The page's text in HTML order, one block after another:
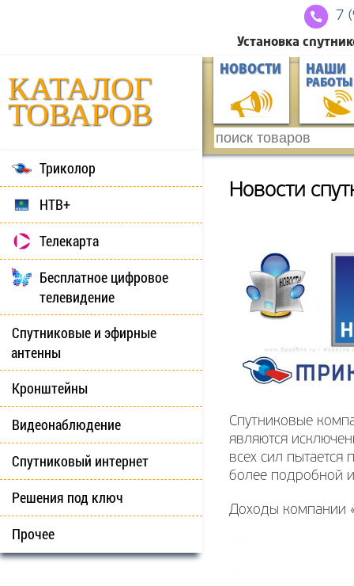
7
Установка
КАТАЛОГ
ТОВАРОВ
НОВОСТИ НАШИ
РАБОТЫ
Триколор
НТВ+
Телекарта
Бесплатное цифровое
телевидение
Спутниковые и эфирные
антенны
Кронштейны
Видеонаблюдение
Спутниковый интернет
Решения под ключ
Прочее
Новости
Спутниковые
являются
всех сил пытается
более подробной
Доходы компании